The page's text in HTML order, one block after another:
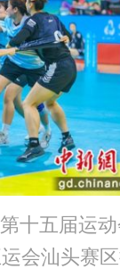
十五届运
会汕头赛